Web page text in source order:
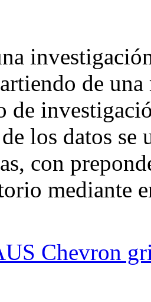
de
de
los datos se
con
mediante
Chevron